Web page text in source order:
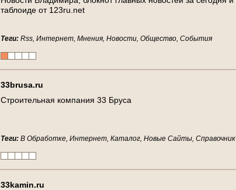
таблоиде от 1 23ru net
Теги: Rss, Интернет, Мнения, Новости, Общество, События
33brusa.ru
Строительная компания 33 Бруса
Теги: В Обработке, Интернет, Каталог, Новые Сайты, Справочник
33kamin.ru